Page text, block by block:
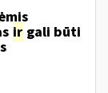
ir gali būti